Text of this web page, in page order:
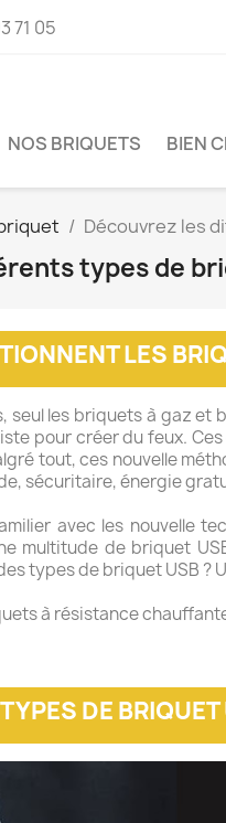
71 05
NOS BRIQUETS BIEN
Découvrez les
types de
LES
seul les briquets à gaz
pour créer du feux.
tout, ces nouvelle
sécuritaire, énergie
avec les nouvelle
multitude de briquet
types de briquet USB ?
à résistance
DE